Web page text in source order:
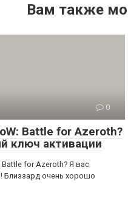
Вам также
0
Battle for Azeroth?
ключ активации
Battle for Azeroth? Я вас
Близзард очень хорошо